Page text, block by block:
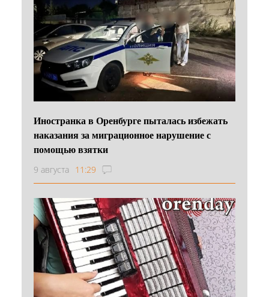
Иностранка в Оренбурге пыталась избежать
наказания за миграционное нарушение с
помощью взятки
9 августа 11:29